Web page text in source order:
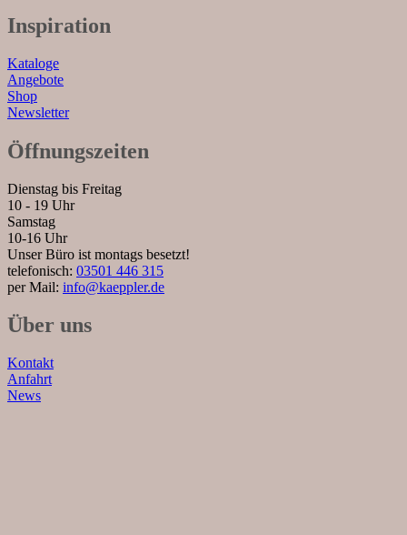
Inspiration
Kataloge
Angebote
Shop
Newsletter
Öffnungszeiten
Dienstag bis Freitag
10 - 19 Uhr
Samstag
10-16 Uhr
Unser Büro ist montags besetzt!
telefonisch: 03501 446 315
per Mail: info@kaeppler.de
Über uns
Kontakt
Anfahrt
News